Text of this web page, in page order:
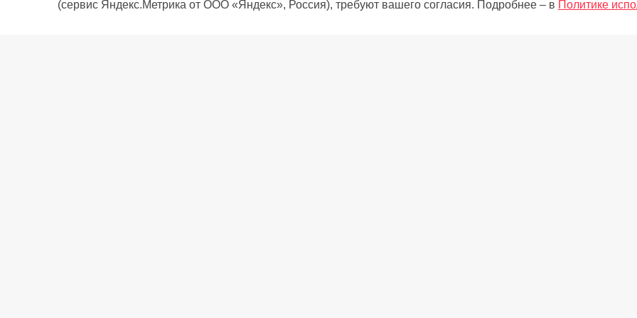
(сервис Яндекс.Метрика от ООО «Яндекс», Россия), требуют вашего согласия. Подробнее – в Политике